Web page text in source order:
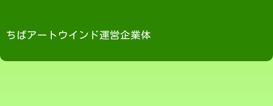
ちばアートウインド運営企業体